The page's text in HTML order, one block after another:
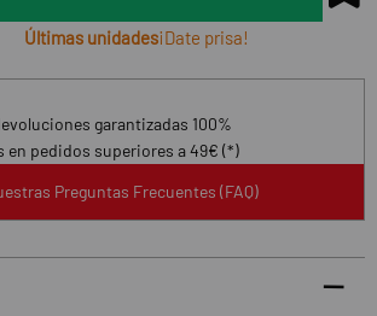
Últimas unidades¡Date prisa!
garantizadas 100%
en pedidos superiores a 49€ (*)
Preguntas Frecuentes (FAQ)